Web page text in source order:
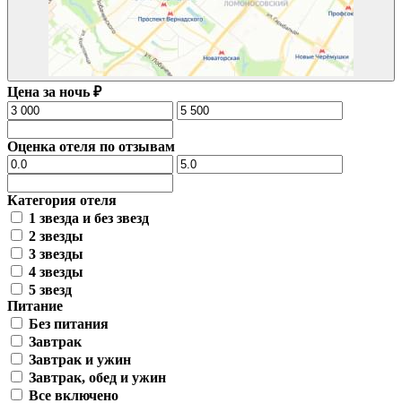
Цена за ночь ₽
Оценка отеля по отзывам
Категория отеля
1 звезда и без звезд
2 звезды
3 звезды
4 звезды
5 звезд
Питание
Без питания
Завтрак
Завтрак и ужин
Завтрак, обед и ужин
Все включено